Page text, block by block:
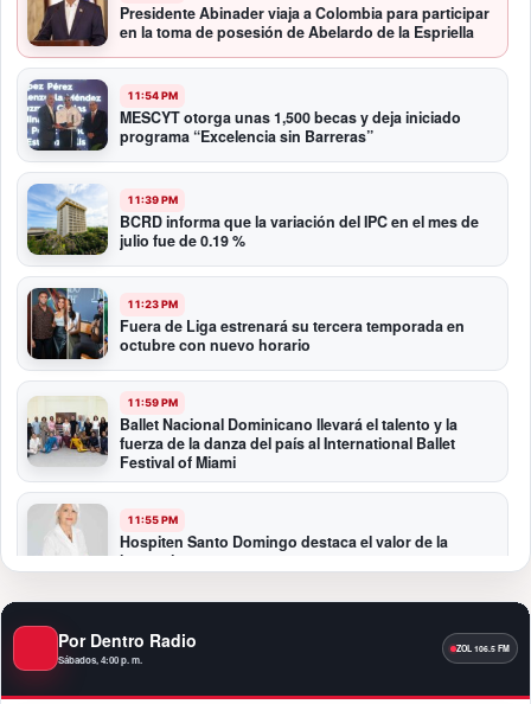
Presidente Abinader viaja a Colombia para participar
en la toma de posesión de Abelardo de la Espriella
11:54 PM
MESCYT otorga unas 1,500 becas y deja iniciado
programa “Excelencia sin Barreras”
11:39 PM
BCRD informa que la variación del IPC en el mes de
julio fue de 0.19 %
11:23 PM
Fuera de Liga estrenará su tercera temporada en
octubre con nuevo horario
11:59 PM
Ballet Nacional Dominicano llevará el talento y la
fuerza de la danza del país al International Ballet
Festival of Miami
11:55 PM
Hospiten Santo Domingo destaca el valor de la
lactancia materna
Banreservas recibe nuevamente la máxima
calificación crediticia AAA.do de Moody’s Local RD
Por Dentro Radio
Sábados, 4:00 p. m.